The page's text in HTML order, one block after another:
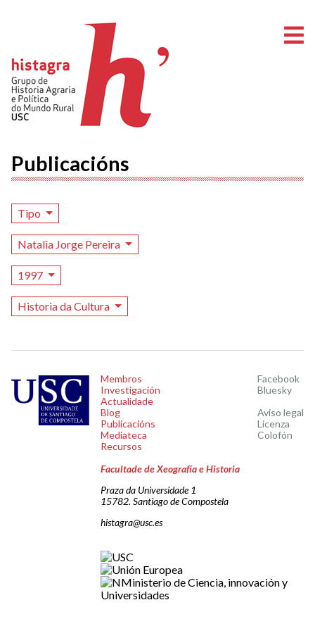
Publicacións
Tipo
Natalia Jorge Pereira
1997
Historia da Cultura
Membros
Investigación
Actualidade
Blog
Publicacións
Mediateca
Recursos
Facebook
Bluesky
Aviso legal
Licenza
Colofón
Facultade de Xeografía e Historia
Praza da Universidade 1
15782. Santiago de Compostela
histagra@usc.es